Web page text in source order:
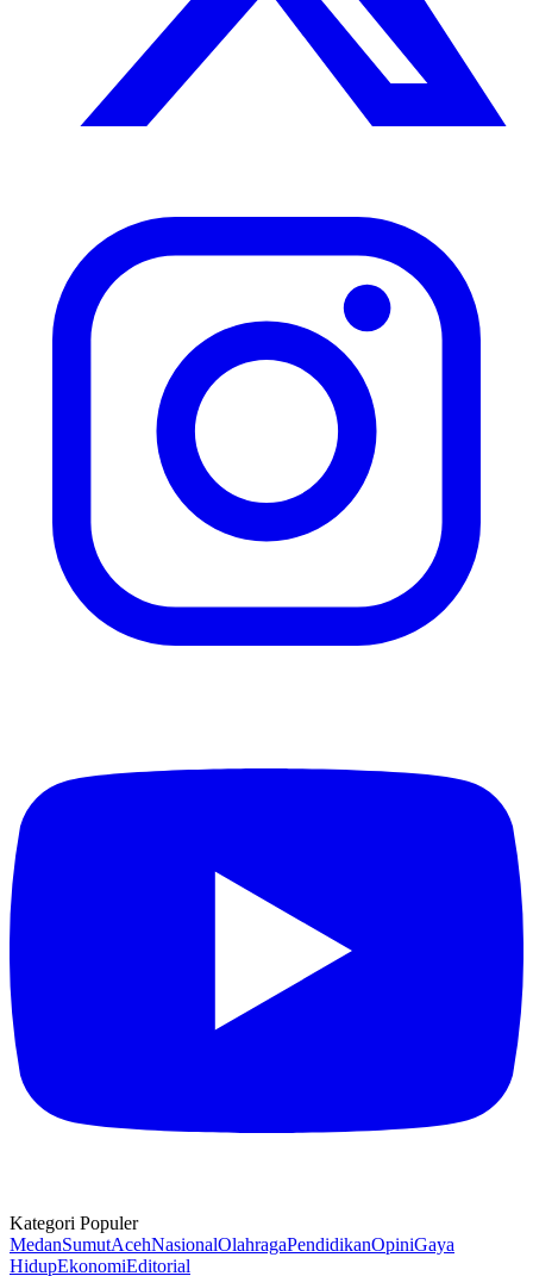
Kategori Populer
MedanSumutAcehNasionalOlahragaPendidikanOpiniGaya
HidupEkonomiEditorial